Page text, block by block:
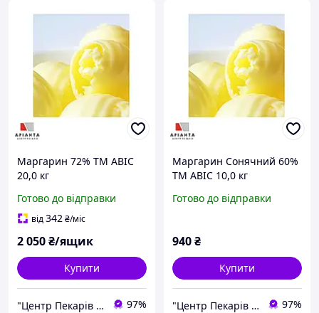
Маргарин 72% ТМ АВІС
20,0 кг
Готово до відправки
від342₴/міс
2 050₴/ящик
Купити
"Центр Пекарів "АРІАНТА" ТзОВ 97%
Маргарин Сонячний 60%
ТМ АВІС 10,0 кг
Готово до відправки
940₴
Купити
"Центр Пекарів "АРІАНТА" ТзОВ 97%